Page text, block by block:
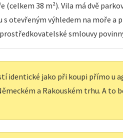
(celkem 38 m²). Vila má dvě
s otevřeným výhledem na moře
smlouvy
identické jako při koupi přímo
a Rakouském trhu. A to